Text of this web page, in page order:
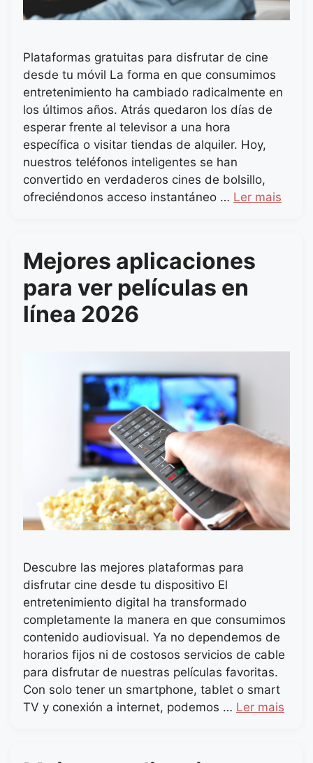
Plataformas gratuitas para disfrutar de cine
desde tu móvil La forma en que consumimos
entretenimiento ha cambiado radicalmente en
los últimos años. Atrás quedaron los días de
esperar frente al televisor a una hora
específica o visitar tiendas de alquiler. Hoy,
nuestros teléfonos inteligentes se han
convertido en verdaderos cines de bolsillo,
ofreciéndonos acceso instantáneo … Ler mais
Mejores aplicaciones
para ver películas en
línea 2026
Descubre las mejores plataformas para
disfrutar cine desde tu dispositivo El
entretenimiento digital ha transformado
completamente la manera en que consumimos
contenido audiovisual. Ya no dependemos de
horarios fijos ni de costosos servicios de cable
para disfrutar de nuestras películas favoritas.
Con solo tener un smartphone, tablet o smart
TV y conexión a internet, podemos … Ler mais